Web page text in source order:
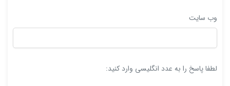
وب‌ سایت
لطفا پاسخ را به عدد انگلیسی وارد کنید: